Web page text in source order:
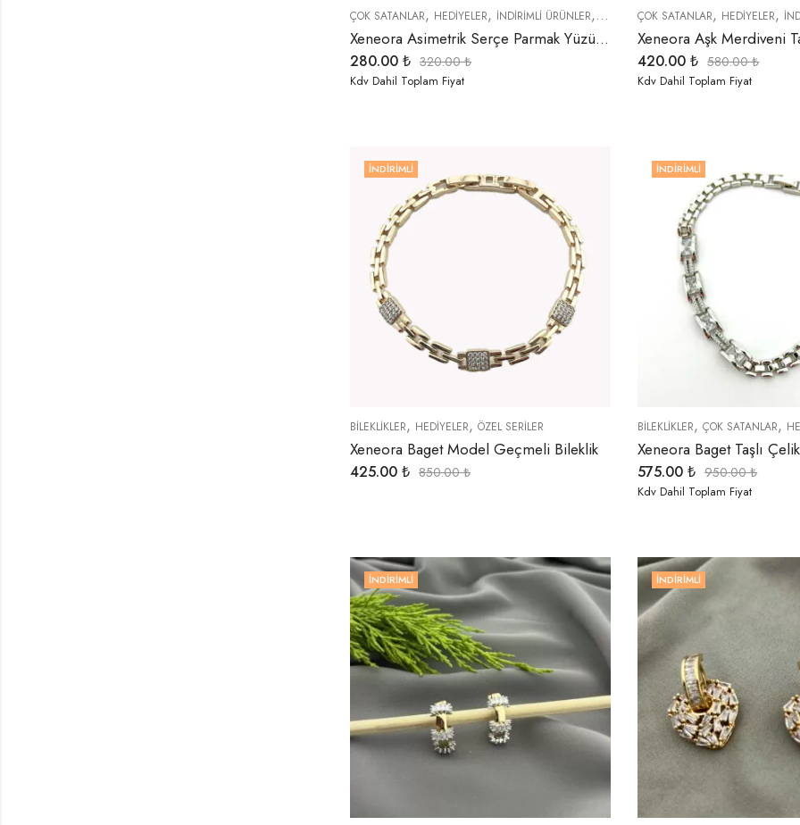
ÇOK SATANLAR, HEDIYELER, İNDIRIMLI ÜRÜNLER, ÖZEL SERİLER,TREND ÜRÜNLER,YENI
Xeneora Asimetrik Serçe Parmak Yüzüğü
280.00 ₺ 320.00₺
Kdv Dahil Toplam Fiyat
ÇOK SATANLAR, HEDIYELER,
420.00₺ 580.00₺
Kdv Dahil Toplam Fiyat
İNDIRIMLI
BİLEKLİKLER, HEDIYELER, ÖZEL SERİLER
Xeneora Baget Model Geçmeli Bileklik
425.00 ₺ 850.00₺
İNDIRIMLI
BİLEKLİKLER,ÇOK SATANLAR,
Xeneora Baget Taşlı
575.00₺ 950.00₺
Kdv Dahil Toplam Fiyat
İNDIRIMLI İNDIRIMLI